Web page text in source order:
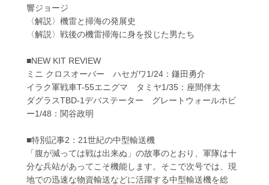
響ジョージ
〈解説〉機雷と掃海の発展史
〈解説〉戦後の機雷掃海に身を投じた男たち
■NEW KIT REVIEW
ミニ クロスオーバー ハセガワ1/24：鎌田勇介
イラク軍戦車T-55エニグマ タミヤ1/35：座間伴太
ダグラスTBD-1デバステーター グレートウォールホビ
ー1/48：関谷政明
■特別記事2：21世紀の中型輸送機
「腹が減っては戦は出来ぬ」の故事のとおり、軍隊は十
分な兵站があってこそ機能します。そこで次号では、現
地での迅速な物資輸送などに活躍する中型輸送機を総